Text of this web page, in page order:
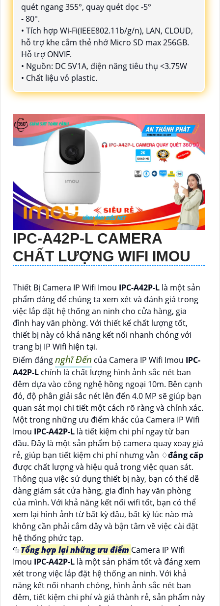
quét ngang 355°, quay quét dọc -5°
- 80°.
• Tích hợp Wi-Fi(IEEE802.11b/g/n), LAN, CLOUD,
hỗ trợ khe cắm thẻ nhớ Micro SD max 256GB.
Hỗ trợ ONVIF.
• Nguồn: DC 5V1A, điện năng tiêu thụ <3.75W
• Chất liệu vỏ plastic.
IPC-A42P-L CAMERA
CHẤT LƯỢNG WIFI IMOU
Thiết Bị Camera IP Wifi Imou IPC-A42P-L là một sản
phẩm đáng để chúng ta xem xét và đánh giá trong
việc lắp đặt hệ thống an ninh cho cửa hàng, gia
đình hay văn phòng. Với thiết kế chất lượng tốt,
thiết bị này có khả năng kết nối nhanh chóng với
trang bị IP Wifi hiện tại.
Điểm đángnghĩ Đến của Camera IP Wifi Imou IPC-
A42P-L chính là chất lượng hình ảnh sắc nét ban
đêm dựa vào công nghệ hồng ngoại 10m. Bên cạnh
đó, độ phân giải sắc nét lên đến 4.0 MP sẽ giúp bạn
quan sát mọi chi tiết một cách rõ ràng và chính xác.
Một trong những ưu điểm khác của Camera IP Wifi
Imou IPC-A42P-L là tiết kiệm chi phí ngay từ ban
đầu. Đây là một sản phẩm bộ camera quay xoay giá
rẻ, giúp bạn tiết kiệm chi phí nhưng vẫn ♢đẳng cấp
được chất lượng và hiệu quả trong việc quan sát.
Thông qua việc sử dụng thiết bị này, bạn có thể dễ
dàng giám sát cửa hàng, gia đình hay văn phòng
của mình. Với khả năng kết nối wifi tốt, bạn có thể
xem lại hình ảnh từ bất kỳ đâu, bất kỳ lúc nào mà
không cần phải cắm dây và bận tâm về việc cài đặt
hệ thống phức tạp.
🔩Tổng hợp lại những ưu điểm Camera IP Wifi
Imou IPC-A42P-L là một sản phẩm tốt và đáng xem
xét trong việc lắp đặt hệ thống an ninh. Với khả
năng kết nối nhanh chóng, hình ảnh sắc nét ban
đêm, tiết kiệm chi phí và giá thành rẻ, sản phẩm này